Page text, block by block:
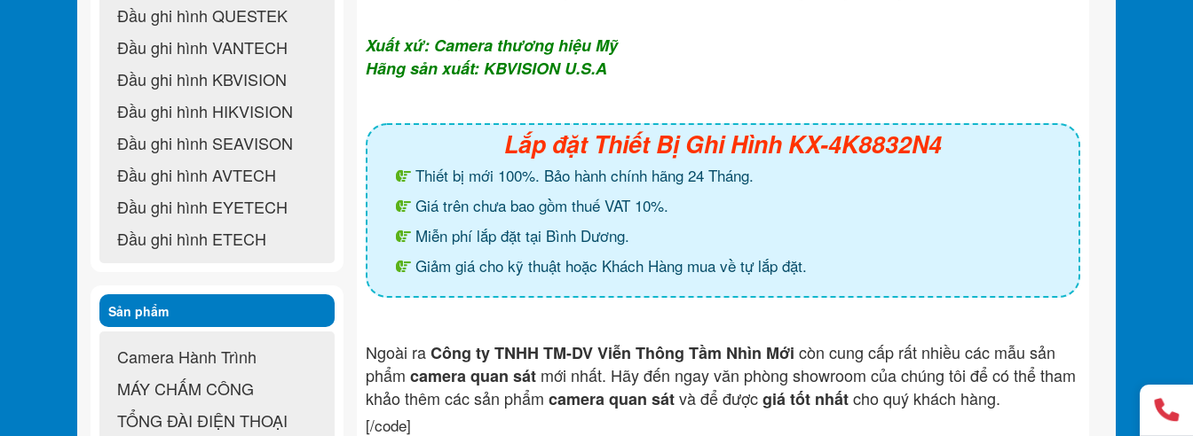
Xuất xứ: Camera thương hiệu Mỹ
Hãng sản xuất: KBVISION U.S.A
Lắp đặt Thiết Bị Ghi Hình KX-4K8832N4
Thiết bị mới 100%. Bảo hành chính hãng 24 Tháng.
Giá trên chưa bao gồm thuế VAT 10%.
Miễn phí lắp đặt tại Bình Dương.
Giảm giá cho kỹ thuật hoặc Khách Hàng mua về tự lắp đặt.
Ngoài raCông ty TNHH TM-DV Viễn Thông Tầm Nhìn Mới còn cung cấp rất nhiều các mẫu sản
phẩm camera quan sát mới nhất. Hãy đến ngay văn phòng showroom của chúng tôi để có thể tham
khảo thêm các sản phẩm camera quan sátvà để đượcgiá tốt nhấtcho quý khách hàng.
[/code]
Đầu ghi hình QUESTEK
Đầu ghi hình VANTECH
Đầu ghi hình KBVISION
Đầu ghi hình HIKVISION
Đầu ghi hình SEAVISON
Đầu ghi hình AVTECH
Đầu ghi hình EYETECH
Đầu ghi hình ETECH
Sản phẩm
Camera Hành Trình
MÁY CHẤM CÔNG
TỔNG ĐÀI ĐIỆN THOẠI